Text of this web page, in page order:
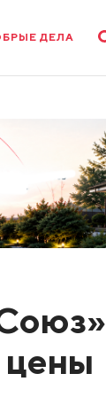
ДЕЛА
цены